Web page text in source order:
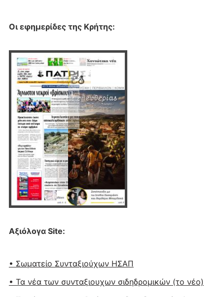
Οι εφημερίδες της Κρήτης:
Αξιόλογα Site:
• Σωματείο Συνταξιούχων ΗΣΑΠ
• Τα νέα των συνταξιουχων σιδηδρομικών (το νέο)